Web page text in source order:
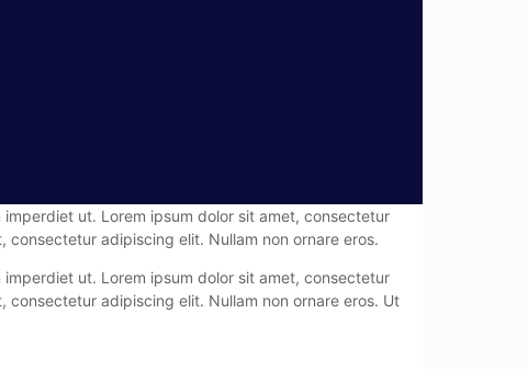
ut. Lorem ipsum dolor sit amet, consectetur
adipiscing elit. Nullam non ornare eros.
ut. Lorem ipsum dolor sit amet, consectetur
adipiscing elit. Nullam non ornare eros. Ut